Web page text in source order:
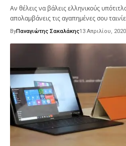
Αν θέλεις να βάλεις ελληνικούς
απολαμβάνεις τις αγαπημένες σου
ByΠαναγιώτης Σακαλάκης13 Απριλίου, 2020